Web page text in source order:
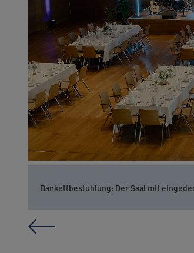
Bankettbestuhlung: Der Saal mit